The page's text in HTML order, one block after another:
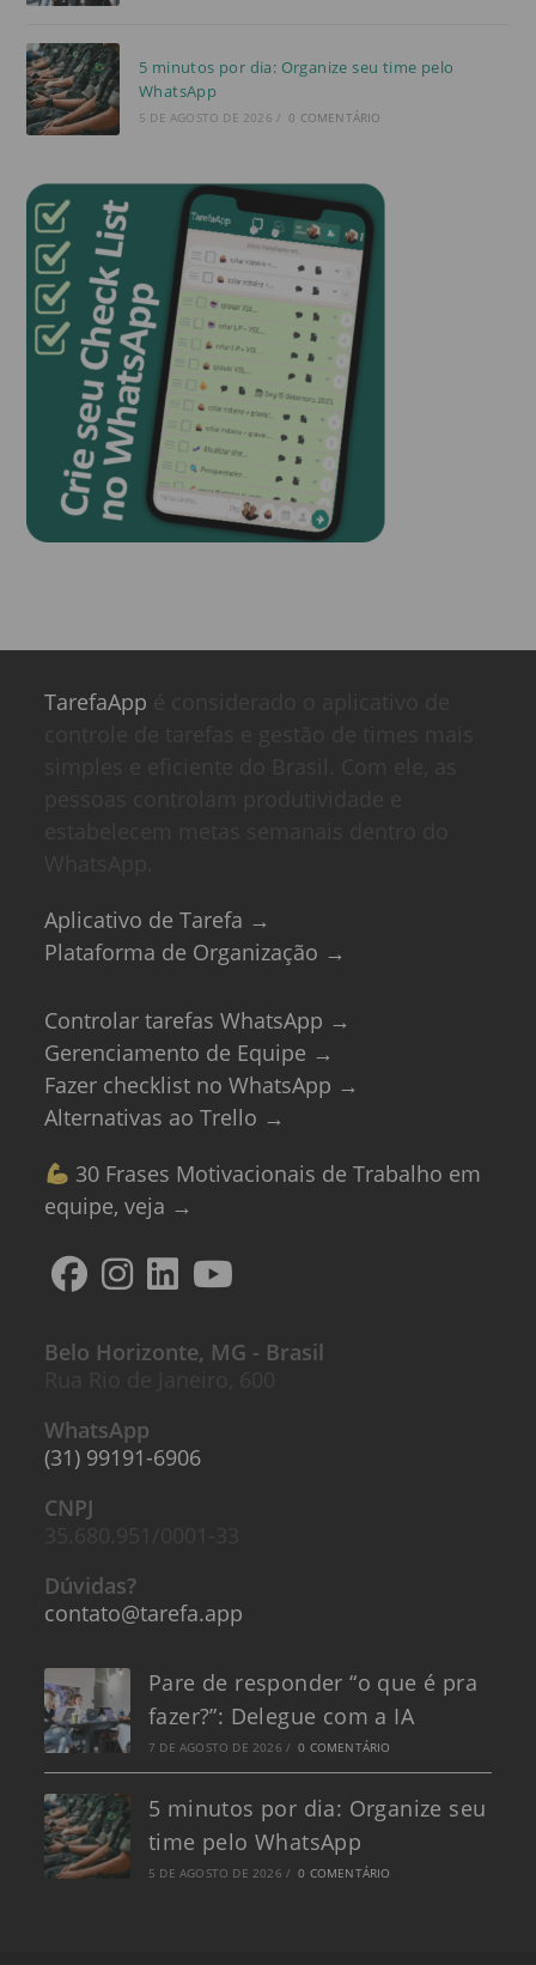
5 minutos por dia: Organize seu time pelo
WhatsApp
5 DE AGOSTO DE 2026 / 0 COMENTÁRIO
TarefaApp
Aplicativo de Tarefa →
Plataforma de Organização →
Controlar tarefas WhatsApp →
Gerenciamento de Equipe →
Fazer checklist no WhatsApp →
Alternativas ao Trello →
30 Frases Motivacionais de Trabalho em
equipe, veja →
Belo Horizonte, MG - Brasil
WhatsApp
(31) 99191-6906
CNPJ
Dúvidas?
contato@tarefa.app
Pare de responder “o que é pra
fazer?”: Delegue com a IA
7 DE AGOSTO DE 2026 / 0 COMENTÁRIO
5 minutos por dia: Organize seu
time pelo WhatsApp
5 DE AGOSTO DE 2026 / 0 COMENTÁRIO